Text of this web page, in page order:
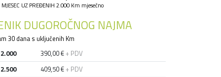
UZ PREĐENIH 2.000 Km mjesečno
DUGOROČNOG NAJMA
30 dana s uključenih Km
390,00 €+ PDV
409,50 €+ PDV